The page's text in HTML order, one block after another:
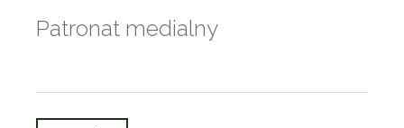
Patronat medialny